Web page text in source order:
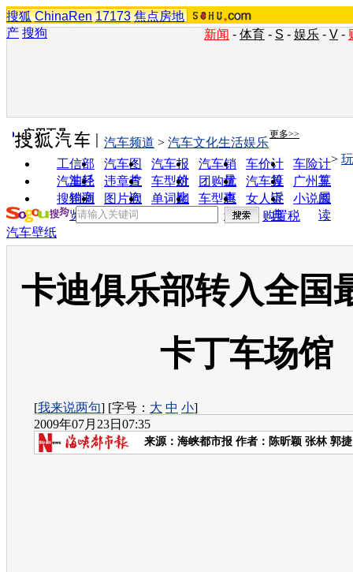
搜狐 ChinaRen 17173 焦点房地
产 搜狗 新闻 - 体育 - S - 娱乐 - V -
实用工具 更多>>
工信部
油耗
汽车图
片
汽车报
价
汽车销
量
车价计
算
车险计
算
汽车经
销商
违章查
询
车型对
比
团购优
惠
汽车投
诉
广州车
展
搜狗浏
览器
图片欣
赏
单词翻
车型查
询
女人宝
典
小说阅
读
汽车频道 > 汽车文化生活娱乐
>
购置税
汽车壁纸
卡迪俱乐部转入全国
卡丁车场馆
[我来说两句] [字号： 大 中 小]
2009年07月23日07:35
来源： 海峡都市报 作者：陈昕颖 张林 郭捷